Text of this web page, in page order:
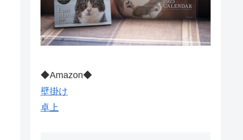
◆Amazon◆
壁掛け
卓上